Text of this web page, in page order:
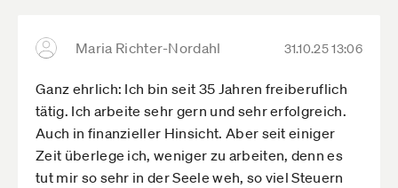
Maria Richter-Nordahl 31.10.25 13:06
Ganz ehrlich: Ich bin seit 35 Jahren freiberuflich
tätig. Ich arbeite sehr gern und sehr erfolgreich.
Auch in finanzieller Hinsicht. Aber seit einiger
Zeit überlege ich, weniger zu arbeiten, denn es
tut mir so sehr in der Seele weh, so viel Steuern